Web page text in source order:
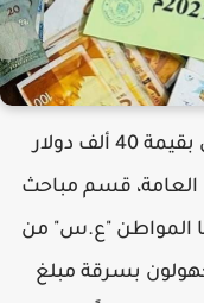
"المباحث" تُنجز قضية سرقة مبلغ مالي بقيمة 40 ألف دولار
العامة، قسم مباحث
المواطن "ع.س" من
بسرقة مبلغ